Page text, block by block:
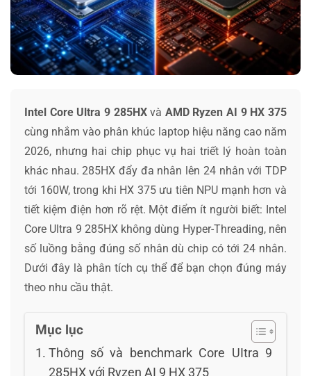
Intel Core Ultra 9 285HXvà AMD Ryzen AI 9 HX 375
cùng nhắm vào phân khúc laptop hiệu năng cao năm
2026, nhưng hai chip phục vụ hai triết lý hoàn toàn
khác nhau. 285HX đẩy đa nhân lên 24 nhân với TDP
tới 160W, trong khi HX 375 ưu tiên NPU mạnh hơn và
tiết kiệm điện hơn rõ rệt. Một điểm ít người biết: Intel
Core Ultra 9 285HX không dùng Hyper-Threading, nên
số luồng bằng đúng số nhân dù chip có tới 24 nhân.
Dưới đây là phân tích cụ thể để bạn chọn đúng máy
theo nhu cầu thật.
Mục lục
Thông số và benchmark Core UItra 9
285HX với Ryzen AI 9 HX 375